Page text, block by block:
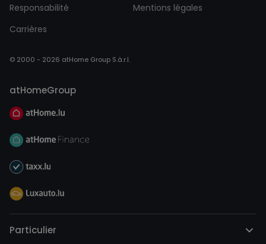
Responsabilité
Mentions légales
Carrières
© 2000 - 2026 atHome Group S.à.r.l.
atHomeGroup
Particulier